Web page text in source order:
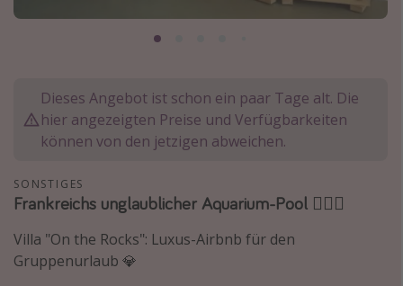
Normandie Urlaub
Kefalonia Urlaub
Krabi Urlaub
Sri Lanka Rundreise
Dieses Angebot ist schon ein paar Tage alt. Die
hier angezeigten Preise und Verfügbarkeiten
können von den jetzigen abweichen.
SONSTIGES
Frankreichs unglaublicher Aquarium-Pool 🏊🏻‍♂️
Villa "On the Rocks": Luxus-Airbnb für den
Gruppenurlaub 💎